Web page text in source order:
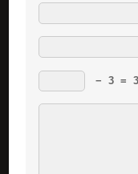
− 3 = 3